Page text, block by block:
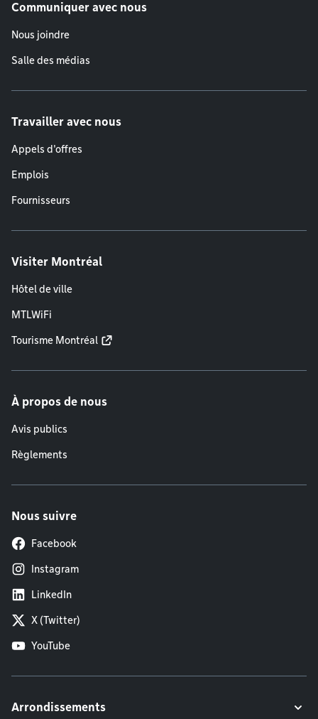
Communiquer avec nous
Nous joindre
Salle des médias
Travailler avec nous
Appels d'offres
Emplois
Fournisseurs
Visiter Montréal
Hôtel de ville
MTLWiFi
Tourisme Montréal
À propos de nous
Avis publics
Règlements
Nous suivre
Facebook
Instagram
LinkedIn
X (Twitter)
YouTube
Arrondissements